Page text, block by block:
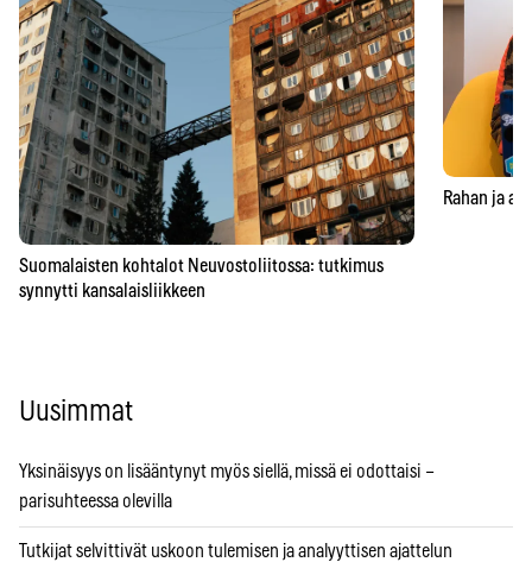
Suomalaisten kohtalot Neuvostoliitossa: tutkimus
synnytti kansalaisliikkeen
Rahan ja
Uusimmat
Yksinäisyys on lisääntynyt myös siellä, missä ei odottaisi –
parisuhteessa olevilla
Tutkijat selvittivät uskoon tulemisen ja analyyttisen ajattelun